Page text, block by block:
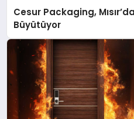
Cesur Packaging,
Büyütüyor